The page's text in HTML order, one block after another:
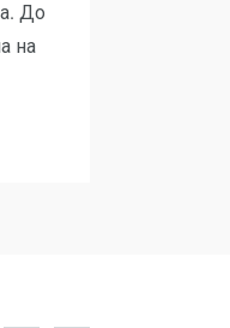
До
на